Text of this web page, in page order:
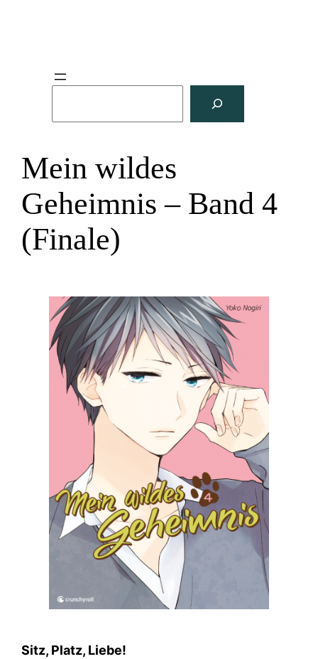
e
n
Mein wildes
Geheimnis – Band 4
(Finale)
Sitz, Platz, Liebe!